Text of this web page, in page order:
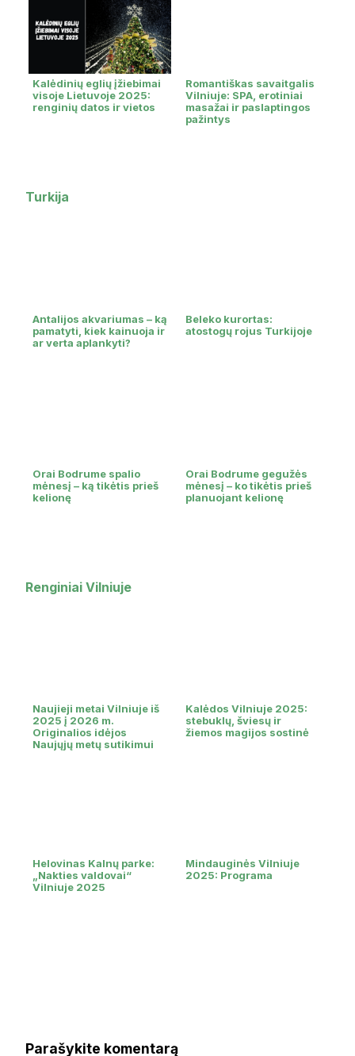
Kalėdinių eglių įžiebimai
visoje Lietuvoje 2025:
renginių datos ir vietos
Romantiškas savaitgalis
Vilniuje: SPA, erotiniai
masažai ir paslaptingos
pažintys
Turkija
Antalijos akvariumas – ką
pamatyti, kiek kainuoja ir
ar verta aplankyti?
Beleko kurortas:
atostogų rojus Turkijoje
Orai Bodrume spalio
mėnesį – ką tikėtis prieš
kelionę
Orai Bodrume gegužės
mėnesį – ko tikėtis prieš
planuojant kelionę
Renginiai Vilniuje
Naujieji metai Vilniuje iš
2025 į 2026 m.
Originalios idėjos
Naujųjų metų sutikimui
Kalėdos Vilniuje 2025:
stebuklų, šviesų ir
žiemos magijos sostinė
Helovinas Kalnų parke:
„Nakties valdovai“
Vilniuje 2025
Mindauginės Vilniuje
2025: Programa
Parašykite komentarą